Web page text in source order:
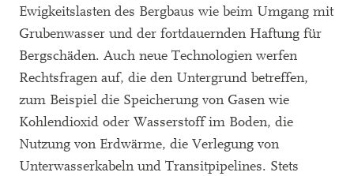
Ewigkeitslasten des Bergbaus wie beim Umgang mit
Grubenwasser und der fortdauernden Haftung für
Bergschäden. Auch neue Technologien werfen
Rechtsfragen auf, die den Untergrund betreffen,
zum Beispiel die Speicherung von Gasen wie
Kohlendioxid oder Wasserstoff im Boden, die
Nutzung von Erdwärme, die Verlegung von
Unterwasserkabeln und Transitpipelines. Stets